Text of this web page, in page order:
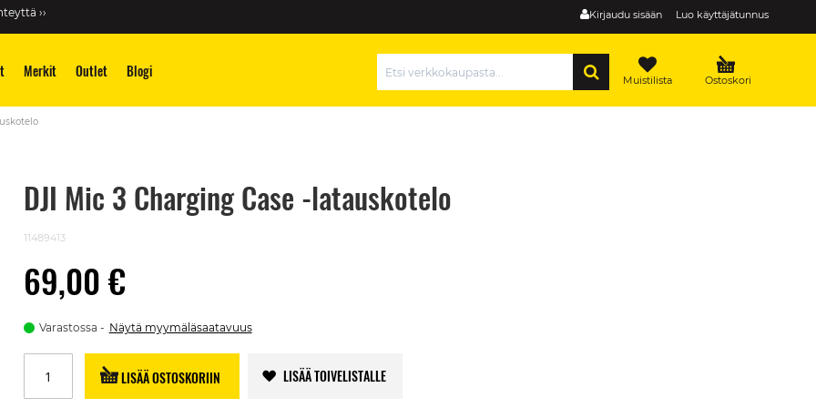
Kirjaudu sisään Luo käyttäjätunnus
››
Merkit Outlet Blogi Ostoskori
Muistilista
DJI Mic 3 Charging Case -latauskotelo
11489413
69,00 €
Varastossa Näytä myymäläsaatavuus
LISÄÄ OSTOSKORIIN LISÄÄ TOIVELISTALLE